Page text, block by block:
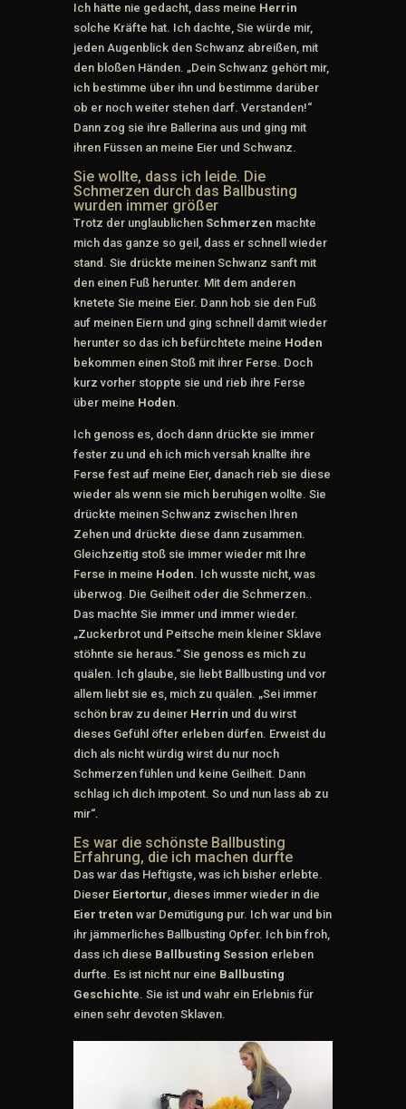
Ich hätte nie gedacht, dass meine Herrin
solche Kräfte hat. Ich dachte, Sie würde mir,
jeden Augenblick den Schwanz abreißen, mit
den bloßen Händen. „Dein Schwanz gehört mir,
ich bestimme über ihn und bestimme darüber
ob er noch weiter stehen darf. Verstanden!“
Dann zog sie ihre Ballerina aus und ging mit
ihren Füssen an meine Eier und Schwanz.
Sie wollte, dass ich leide. Die
Schmerzen durch das Ballbusting
wurden immer größer
Trotz der unglaublichen Schmerzen machte
mich das ganze so geil, dass er schnell wieder
stand. Sie drückte meinen Schwanz sanft mit
den einen Fuß herunter. Mit dem anderen
knetete Sie meine Eier. Dann hob sie den Fuß
auf meinen Eiern und ging schnell damit wieder
herunter so das ich befürchtete meine Hoden
bekommen einen Stoß mit ihrer Ferse. Doch
kurz vorher stoppte sie und rieb ihre Ferse
über meine Hoden.
Ich genoss es, doch dann drückte sie immer
fester zu und eh ich mich versah knallte ihre
Ferse fest auf meine Eier, danach rieb sie diese
wieder als wenn sie mich beruhigen wollte. Sie
drückte meinen Schwanz zwischen Ihren
Zehen und drückte diese dann zusammen.
Gleichzeitig stoß sie immer wieder mit Ihre
Ferse in meine Hoden. Ich wusste nicht, was
überwog. Die Geilheit oder die Schmerzen..
Das machte Sie immer und immer wieder.
„Zuckerbrot und Peitsche mein kleiner Sklave
stöhnte sie heraus.“ Sie genoss es mich zu
quälen. Ich glaube, sie liebt Ballbusting und vor
allem liebt sie es, mich zu quälen. „Sei immer
schön brav zu deiner Herrin und du wirst
dieses Gefühl öfter erleben dürfen. Erweist du
dich als nicht würdig wirst du nur noch
Schmerzen fühlen und keine Geilheit. Dann
schlag ich dich impotent. So und nun lass ab zu
mir“.
Es war die schönste Ballbusting
Erfahrung, die ich machen durfte
Das war das Heftigste, was ich bisher erlebte.
Dieser Eiertortur, dieses immer wieder in die
Eier treten war Demütigung pur. Ich war und bin
ihr jämmerliches Ballbusting Opfer. Ich bin froh,
dass ich diese Ballbusting Session erleben
durfte. Es ist nicht nur eine Ballbusting
Geschichte. Sie ist und wahr ein Erlebnis für
einen sehr devoten Sklaven.